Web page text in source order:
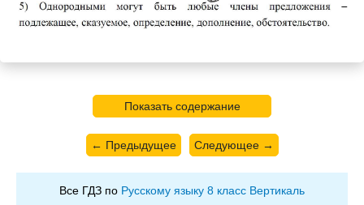
Показать содержание
← Предыдущее Следующее →
Все ГДЗ по Русскому языку 8 класс Вертикаль